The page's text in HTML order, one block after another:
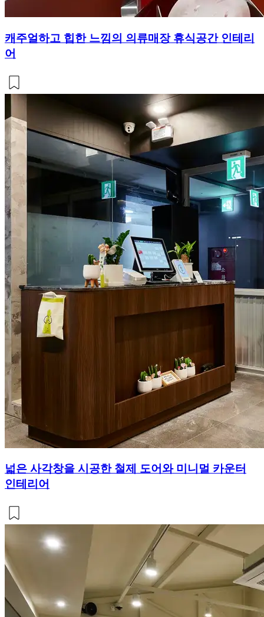
캐주얼하고 힙한 느낌의 의류매장 휴식공간 인테리
어
넓은 사각창을 시공한 철제 도어와 미니멀 카운터
인테리어